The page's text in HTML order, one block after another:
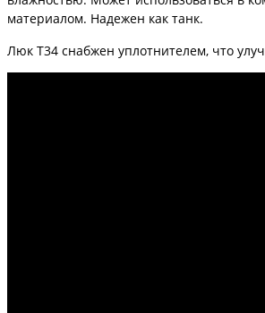
материалом. Надежен как танк.
Люк Т34 снабжен уплотнителем, что